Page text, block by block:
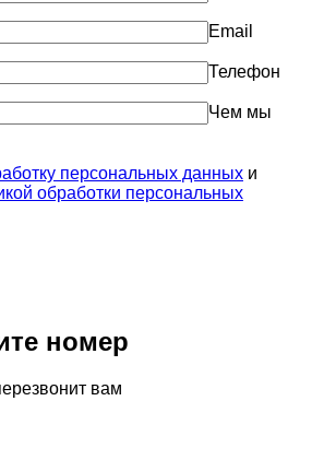
Email
Телефон
Чем мы
персональных данных и
обработки персональных
номер
вам